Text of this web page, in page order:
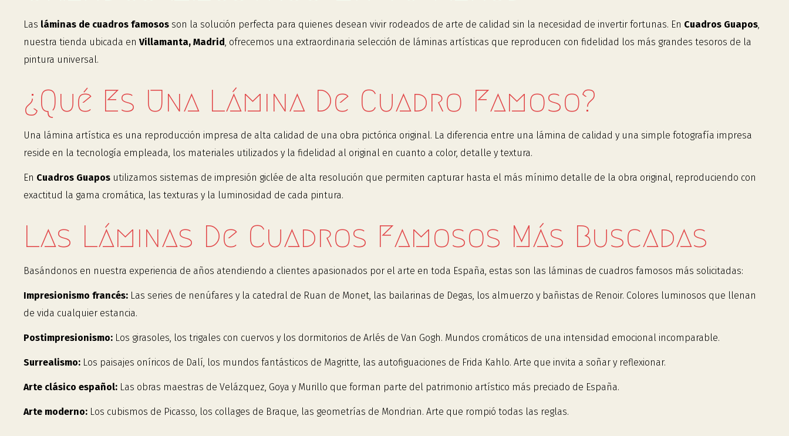
Las láminas de cuadros famosos son la solución perfecta para quienes desean vivir rodeados de arte de calidad sin la necesidad de invertir fortunas. En Cuadros Guapos,
nuestra tienda ubicada en Villamanta, Madrid, ofrecemos una extraordinaria selección de láminas artísticas que reproducen con fidelidad los más grandes tesoros de la
pintura universal.
¿Qué Es Una Lámina De Cuadro Famoso?
Una lámina artística es una reproducción impresa de alta calidad de una obra pictórica original. La diferencia entre una lámina de calidad y una simple fotografía impresa
reside en la tecnología empleada, los materiales utilizados y la fidelidad al original en cuanto a color, detalle y textura.
En Cuadros Guapos utilizamos sistemas de impresión giclée de alta resolución que permiten capturar hasta el más mínimo detalle de la obra original, reproduciendo con
exactitud la gama cromática, las texturas y la luminosidad de cada pintura.
Las Láminas De Cuadros Famosos Más Buscadas
Basándonos en nuestra experiencia de años atendiendo a clientes apasionados por el arte en toda España, estas son las láminas de cuadros famosos más solicitadas:
Impresionismo francés: Las series de nenúfares y la catedral de Ruan de Monet, las bailarinas de Degas, los almuerzo y bañistas de Renoir. Colores luminosos que llenan
de vida cualquier estancia.
Postimpresionismo: Los girasoles, los trigales con cuervos y los dormitorios de Arlés de Van Gogh. Mundos cromáticos de una intensidad emocional incomparable.
Surrealismo: Los paisajes oníricos de Dalí, los mundos fantásticos de Magritte, las autofiguaciones de Frida Kahlo. Arte que invita a soñar y reflexionar.
Arte clásico español: Las obras maestras de Velázquez, Goya y Murillo que forman parte del patrimonio artístico más preciado de España.
Arte moderno: Los cubismos de Picasso, los collages de Braque, las geometrías de Mondrian. Arte que rompió todas las reglas.